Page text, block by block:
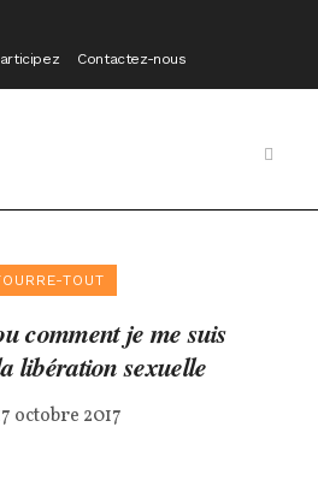
Contactez-nous
TOUT
comment je me suis
libération sexuelle
octobre 2017